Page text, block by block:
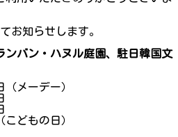
お知らせします。
ンバン・ハヌル庭園、駐日韓国文
メーデー）
どもの日）